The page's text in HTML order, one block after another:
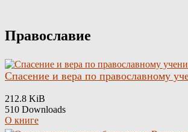
content
Православие
Спасение и вера по православному
212.8 KiB
510 Downloads
О книге